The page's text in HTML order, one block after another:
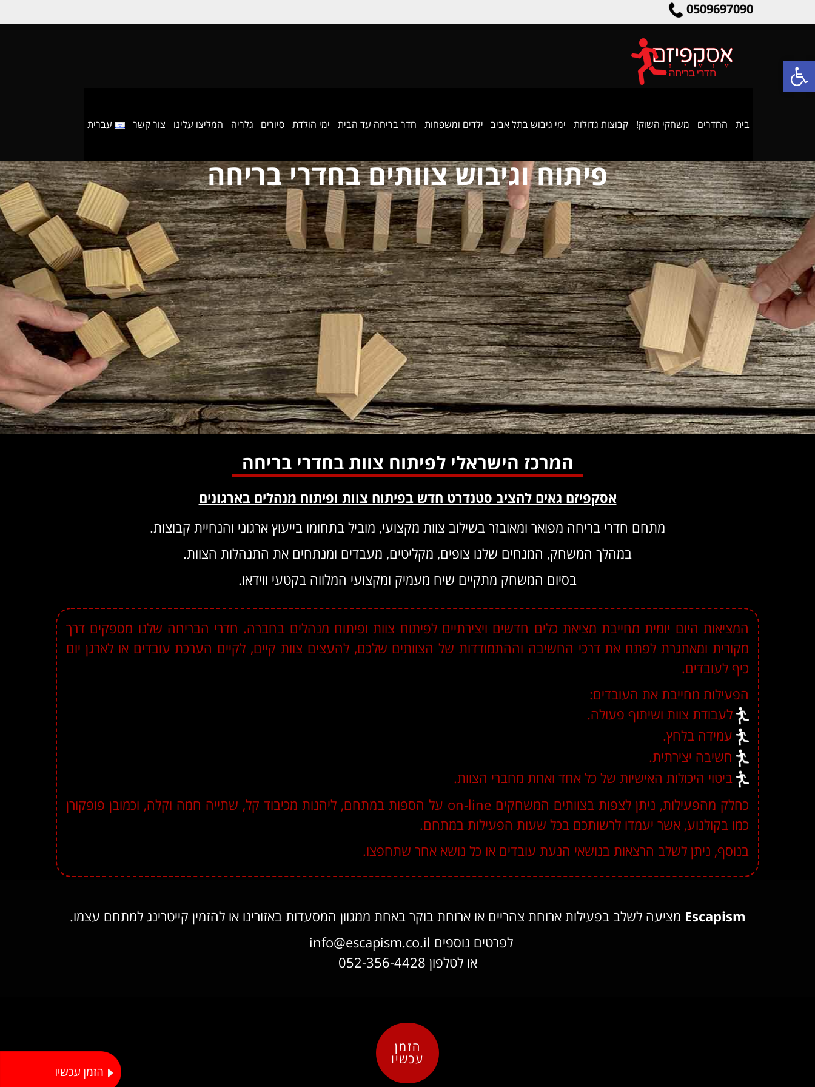
פתח סרגל נגישות
0509697090
בית החדרים משחקי השוק! קבוצות גדולות ימי גיבוש בתל אביב ילדים ומשפחות חדר בריחה עד הבית ימי הולדת סיורים גלריה המליצו עלינו צור קשר עברית
פיתוח וגיבוש צוותים בחדרי בריחה
המרכז הישראלי לפיתוח צוות בחדרי בריחה
אסקפיזם גאים להציב סטנדרט חדש בפיתוח צוות ופיתוח מנהלים בארגונים
מתחם חדרי בריחה מפואר ומאובזר בשילוב צוות מקצועי, מוביל בתחומו בייעוץ ארגוני והנחיית קבוצות.
במהלך המשחק, המנחים שלנו צופים, מקליטים, מעבדים ומנתחים את התנהלות הצוות.
בסיום המשחק מתקיים שיח מעמיק ומקצועי המלווה בקטעי ווידאו.
המציאות היום יומית מחייבת מציאת כלים חדשים ויצירתיים לפיתוח צוות ופיתוח מנהלים בחברה. חדרי הבריחה שלנו מספקים דרך
מקורית ומאתגרת לפתח את דרכי החשיבה וההתמודדות של הצוותים שלכם, להעצים צוות קיים, לקיים הערכת עובדים או לארגן יום
כיף לעובדים.
הפעילות מחייבת את העובדים:
לעבודת צוות ושיתוף פעולה.
עמידה בלחץ.
חשיבה יצירתית.
ביטוי היכולות האישיות של כל אחד ואחת מחברי הצוות.
כחלק מהפעילות, ניתן לצפות בצוותים המשחקים on-line על הספות במתחם, ליהנות מכיבוד קל, שתייה חמה וקלה, וכמובן פופקורן
כמו בקולנוע, אשר יעמדו לרשותכם בכל שעות הפעילות במתחם.
בנוסף, ניתן לשלב הרצאות בנושאי הנעת עובדים או כל נושא אחר שתחפצו.
Escapism מציעה לשלב בפעילות ארוחת צהריים או ארוחת בוקר באחת ממגוון המסעדות באזורינו או להזמין קייטרינג למתחם עצמו.
לפרטים נוספים info@escapism.co.il
או לטלפון 052-356-4428
הזמן
עכשיו